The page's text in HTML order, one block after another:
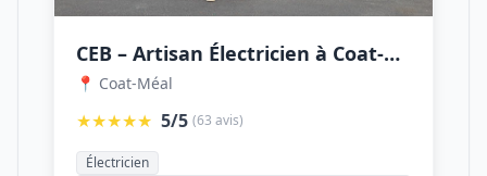
CEB – Artisan Électricien à Coat-Méal – Installation de Bornes de Recharge, Pompes à Chaleur & Dépannage Électrique
📍 Coat-Méal
★★★★★ 5/5 (63 avis)
Électricien